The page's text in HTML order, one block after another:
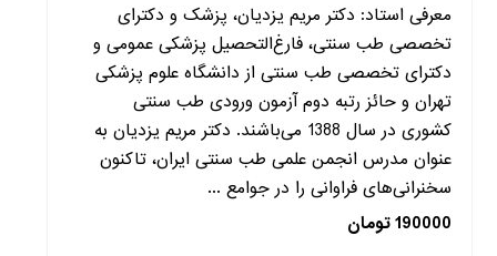
معرفی استاد: دکتر مریم یزدیان، پزشک و دکترای
تخصصی طب سنتی، فارغ‌التحصیل پزشکی عمومی و
دکترای تخصصی طب سنتی از دانشگاه علوم پزشکی
تهران و حائز رتبه دوم آزمون ورودی طب سنتی
کشوری در سال 1388 می‌باشند. دکتر مریم یزدیان به
عنوان مدرس انجمن علمی طب سنتی ایران، تاکنون
سخنرانی‌های فراوانی را در جوامع ...
190000 تومان